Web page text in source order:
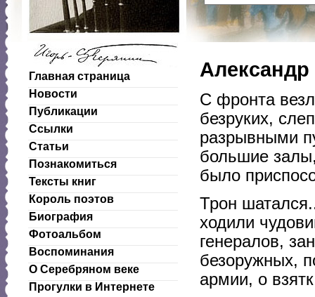
Главная страница
Новости
Публикации
Ссылки
Статьи
Познакомиться
Тексты книг
Король поэтов
Биография
Фотоальбом
Воспоминания
О Серебряном веке
Прогулки в Интернете
С фронта
безруких,
разрывными
большие
было
Трон
ходили
генералов,
безоружных,
армии, о